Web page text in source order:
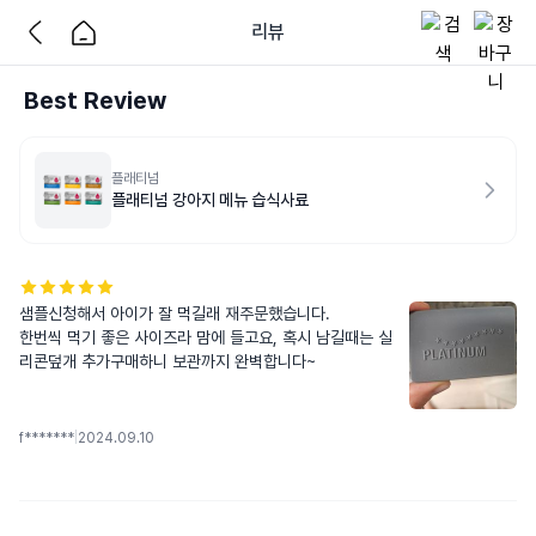
리뷰
Best Review
플래티넘
플래티넘 강아지 메뉴 습식사료
샘플신청해서 아이가 잘 먹길래 재주문했습니다.
한번씩 먹기 좋은 사이즈라 맘에 들고요, 혹시 남길때는 실
리콘덮개 추가구매하니 보관까지 완벽합니다~
f******* 2024.09.10